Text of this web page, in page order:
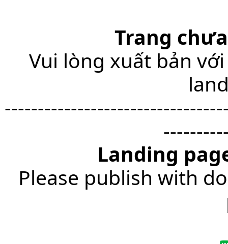
Trang
Vui lòng xuất bản
Landing
Please publish with